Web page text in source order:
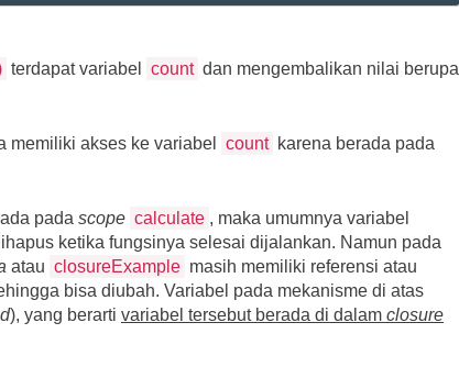
terdapat variabel count dan mengembalikan nilai berupa
memiliki akses ke variabel count karena berada pada
pada scope calculate , maka umumnya variabel
ketika fungsinya selesai dijalankan. Namun pada
atau closureExample masih memiliki referensi atau
bisa diubah. Variabel pada mekanisme di atas
), yang berarti variabel tersebut berada di dalam closure